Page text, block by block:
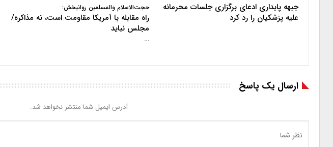
جبهه پایداری ادعای برگزاری جلسات محرمانه
علیه پزشکیان را رد کرد
حجت‌الاسلام والمسلمین روانبخش:
راه مقابله با آمریکا مقاومت است، نه مذاکره/
مجلس نباید
…
ارسال یک پاسخ
آدرس ایمیل شما منتشر نخواهد شد.